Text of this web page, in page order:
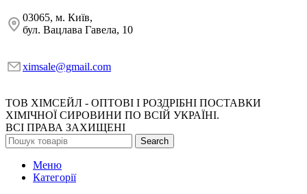
03065, м. Київ,
бул. Вацлава Гавела, 10
ximsale@gmail.com
ТОВ ХІМСЕЙЛ - ОПТОВІ І РОЗДРІБНІ ПОСТАВКИ
ХІМІЧНОЇ СИРОВИНИ ПО ВСІЙ УКРАЇНІ.
ВСІ ПРАВА ЗАХИЩЕНІ
Search
Меню
Категорії